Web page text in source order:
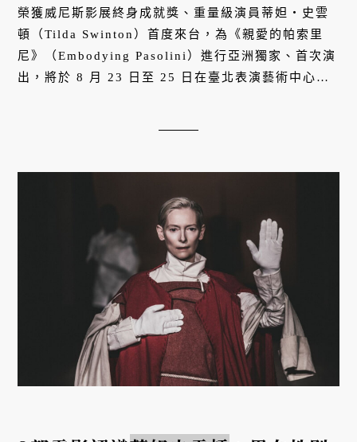
榮獲威尼斯影展終身成就獎、重量級演員蒂妲・史雲
頓（Tilda Swinton）首度來台，為《親愛的帕索里
尼》（Embodying Pasolini）進行亞洲獨家、首次演
出，將於 8 月 23 日至 25 日在臺北表演藝術中心藍